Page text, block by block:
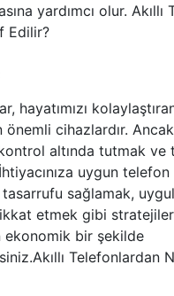
yardımcı olur.
Edilir?
hayatımızı
önemli cihazlardır.
altında tutmak ve
uygun
sağlamak,
etmek gibi
ekonomik bir şekilde
Telefonlardan